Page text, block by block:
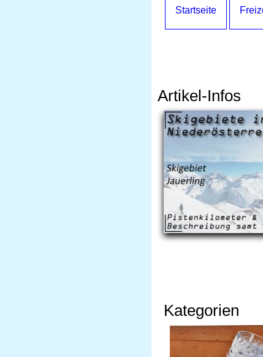
Startseite
Artikel-Infos
Kategorien